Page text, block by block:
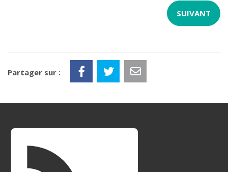
Partager sur :